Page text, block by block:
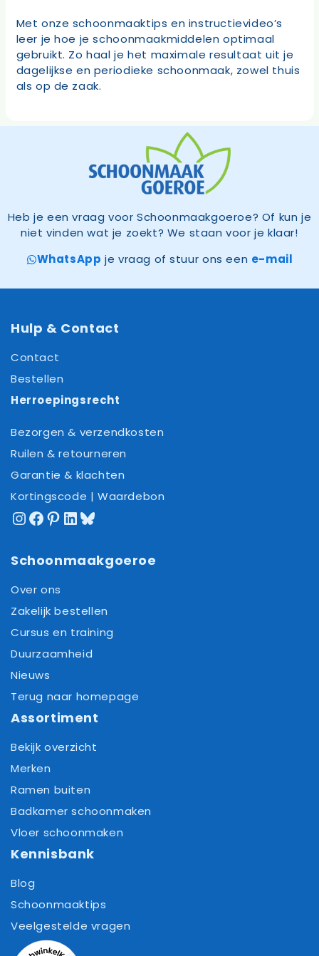
Met onze schoonmaaktips en instructievideo’s
leer je hoe je schoonmaakmiddelen optimaal
gebruikt. Zo haal je het maximale resultaat uit je
dagelijkse en periodieke schoonmaak, zowel thuis
als op de zaak.
Heb je een vraag voor Schoonmaakgoeroe? Of kun je
niet vinden wat je zoekt? We staan voor je klaar!
WhatsApp je vraag of stuur ons een e-mail
Hulp & Contact
Contact
Bestellen
Herroepingsrecht
Bezorgen & verzendkosten
Ruilen & retourneren
Garantie & klachten
Kortingscode | Waardebon
Instagram
Facebook
Pinterest
LinkedIn
Bluesky
Schoonmaakgoeroe
Over ons
Zakelijk bestellen
Cursus en training
Duurzaamheid
Nieuws
Terug naar homepage
Assortiment
Bekijk overzicht
Merken
Ramen buiten
Badkamer schoonmaken
Vloer schoonmaken
Kennisbank
Blog
Schoonmaaktips
Veelgestelde vragen